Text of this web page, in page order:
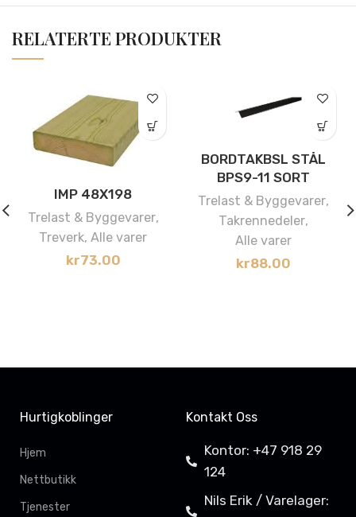
RELATERTE PRODUKTER
IMP 48X198
Trelast & Byggevarer,
Treverk, Alle varer
kr73.00
BORDTAKBSL STÅL
BPS9-11 SORT
Trelast & Byggevarer,
Takrennedeler,
Alle varer
kr88.00
Hurtigkoblinger
Hjem
Nettbutikk
Tjenester
Kontakt Oss
Kontor: +47 918 29
124
Nils Erik / Varelager: